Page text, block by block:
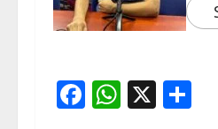
Facebook
X